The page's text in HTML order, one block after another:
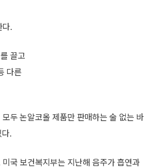
다.
끌고
다른
두 논알코올 제품만 판매하는 술 없는 바
.
국 보건복지부는 지난해 음주가 흡연과